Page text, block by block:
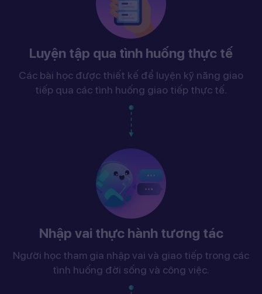
Luyện tập qua tình huống thực tế
Các bài học được thiết kế để luyện kỹ năng giao
tiếp qua các tình huống giao tiếp thực tế.
Nhập vai thực hành tương tác
Người học tham gia nhập vai và giao tiếp trong các
tình huống đời sống và công việc.